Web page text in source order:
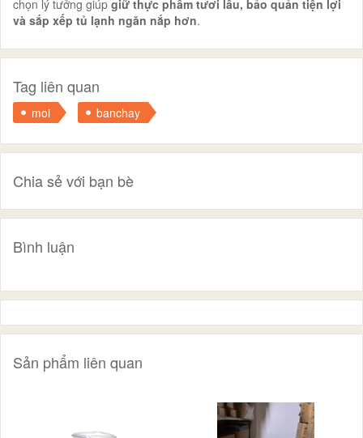
chọn lý tưởng giúp giữ thực phẩm tươi lâu, bảo quản tiện lợi
và sắp xếp tủ lạnh ngăn nắp hơn.
Tag liên quan
moi banchay
Chia sẻ với bạn bè
Bình luận
Sản phẩm liên quan